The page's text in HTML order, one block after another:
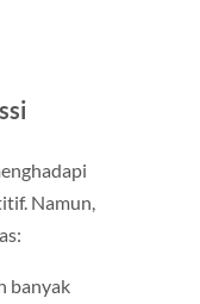
Namun,
banyak